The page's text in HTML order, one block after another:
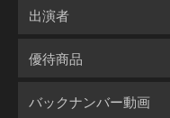
出演者
優待商品
バックナンバー動画